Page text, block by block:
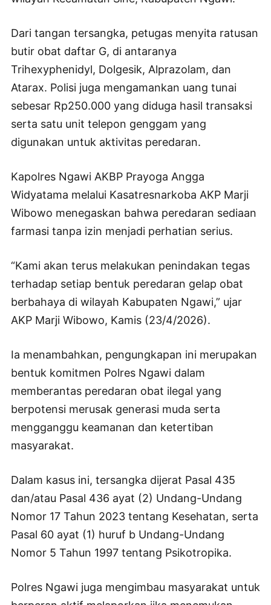
Dari tangan tersangka, petugas menyita ratusan
butir obat daftar G, di antaranya
Trihexyphenidyl, Dolgesik, Alprazolam, dan
Atarax. Polisi juga mengamankan uang tunai
sebesar Rp250.000 yang diduga hasil transaksi
serta satu unit telepon genggam yang
digunakan untuk aktivitas peredaran.
Kapolres Ngawi AKBP Prayoga Angga
Widyatama melalui Kasatresnarkoba AKP Marji
Wibowo menegaskan bahwa peredaran sediaan
farmasi tanpa izin menjadi perhatian serius.
“Kami akan terus melakukan penindakan tegas
terhadap setiap bentuk peredaran gelap obat
berbahaya di wilayah Kabupaten Ngawi,” ujar
AKP Marji Wibowo, Kamis (23/4/2026).
Ia menambahkan, pengungkapan ini merupakan
bentuk komitmen Polres Ngawi dalam
memberantas peredaran obat ilegal yang
berpotensi merusak generasi muda serta
mengganggu keamanan dan ketertiban
masyarakat.
Dalam kasus ini, tersangka dijerat Pasal 435
dan/atau Pasal 436 ayat (2) Undang-Undang
Nomor 17 Tahun 2023 tentang Kesehatan, serta
Pasal 60 ayat (1) huruf b Undang-Undang
Nomor 5 Tahun 1997 tentang Psikotropika.
Polres Ngawi juga mengimbau masyarakat untuk